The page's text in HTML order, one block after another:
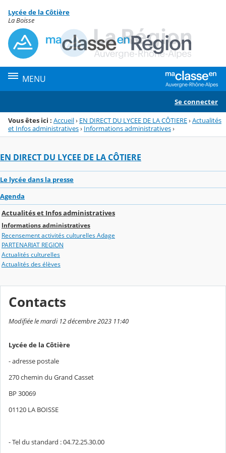
Menu de la rubrique
Contenu
Lycée de la Côtière
La Boisse
MENU
Se connecter
Vous êtes ici : Accueil› EN DIRECT DU LYCEE DE LA CÔTIERE›Actualités
et Infos administratives› Informations administratives›
EN DIRECT DU LYCEE DE LA CÔTIERE
Le lycée dans la presse
Agenda
Actualités et Infos administratives
Informations administratives
Recensement activités culturelles Adage
PARTENARIAT REGION
Actualités culturelles
Actualités des élèves
Contacts
Modifiée le mardi 12 décembre 2023 11:40
Lycée de la Côtière
- adresse postale
270 chemin du Grand Casset
BP 30069
01120 LA BOISSE
- Tel du standard : 04.72.25.30.00